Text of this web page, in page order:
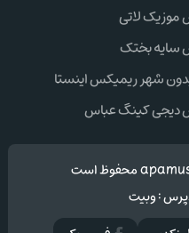
موزیک لاتی
سایه بختک
شهر ریمیکس اینستا
دیجی کینگ عباس
:وبیت